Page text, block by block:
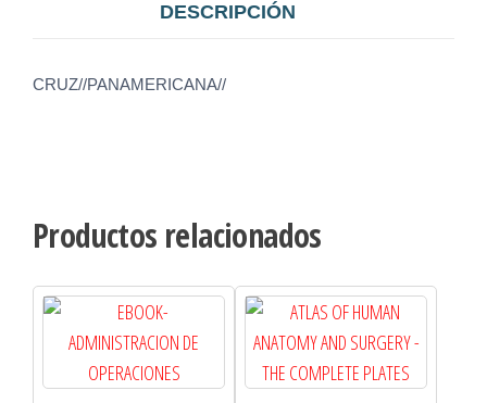
DESCRIPCIÓN
CRUZ//PANAMERICANA//
Productos relacionados